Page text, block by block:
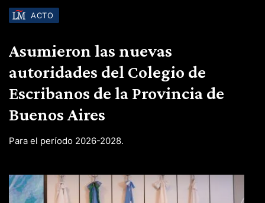
ACTO
Asumieron las nuevas
autoridades del Colegio de
Escribanos de la Provincia de
Buenos Aires
Para el período 2026-2028.